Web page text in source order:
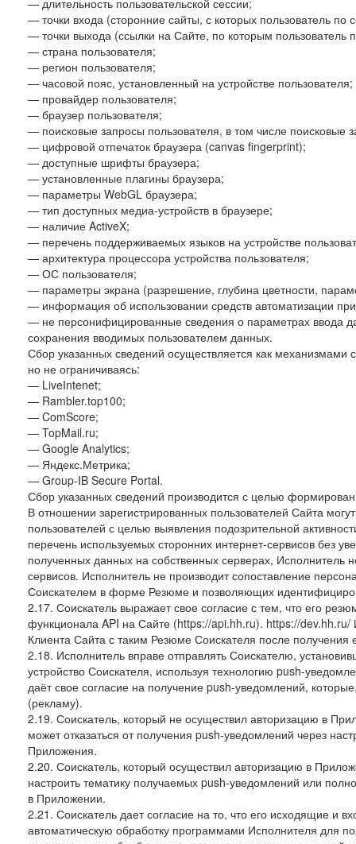
— длительность пользовательской сессии;
— точки входа (сторонние сайты, с которых пользователь по
— точки выхода (ссылки на Сайте, по которым пользователь
— страна пользователя;
— регион пользователя;
— часовой пояс, установленный на устройстве пользователя;
— провайдер пользователя;
— браузер пользователя;
— поисковые запросы пользователя, в том числе поисковые
— цифровой отпечаток браузера (canvas fingerprint);
— доступные шрифты браузера;
— установленные плагины браузера;
— параметры WebGL браузера;
— тип доступных медиа-устройств в браузере;
— наличие ActiveX;
— перечень поддерживаемых языков на устройстве
— архитектура процессора устройства пользователя;
— ОС пользователя;
— параметры экрана (разрешение, глубина цветности,
— информация об использовании средств автоматизации
— не персонифицированные сведения о параметрах ввода
сохранения вводимых пользователем данных.
Сбор указанных сведений осуществляется как
но не ограничиваясь:
— LiveIntenet;
— Rambler.top100;
— ComScore;
— TopMail.ru;
— Google Analytics;
— Яндекс.Метрика;
— Group-IB Secure Portal.
Сбор указанных сведений производится с целью
В отношении зарегистрированных пользователей Сайта
пользователей с целью выявления подозрительной
перечень используемых сторонних интернет-сервисов без
полученных данных на собственных серверах, Исполнитель
сервисов. Исполнитель не производит сопоставление
Соискателем в форме Резюме и позволяющих
2.17. Соискатель выражает свое согласие с тем, что его
функционала API на Сайте (https://api.hh.ru). https://dev.hh.ru/
Клиента Сайта с таким Резюме Соискателя после
2.18. Исполнитель вправе отправлять Соискателю,
устройство Соискателя, используя технологию push-
даёт свое согласие на получение push-уведомлений,
(рекламу).
2.19. Соискатель, который не осуществил авторизацию в
может отказаться от получения push-уведомлений через
Приложения.
2.20. Соискатель, который осуществил авторизацию в
настроить тематику получаемых push-уведомлений или
в Приложении.
2.21. Соискатель дает согласие на то, что его исходящие и
автоматическую обработку программами Исполнителя для